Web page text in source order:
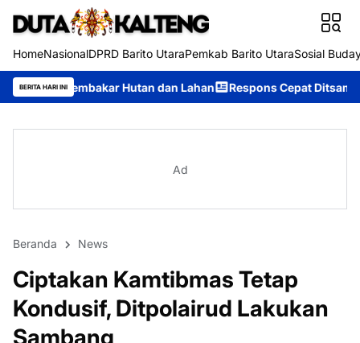
HomeNasionalDPRD Barito UtaraPemkab Barito UtaraSosial
BERITA HARI INI
Hutan dan Lahan Respons Cepat Ditsamapta Polda Kalteng
Ad
Beranda News
Ciptakan Kamtibmas Tetap
Kondusif, Ditpolairud Lakukan
Sambang